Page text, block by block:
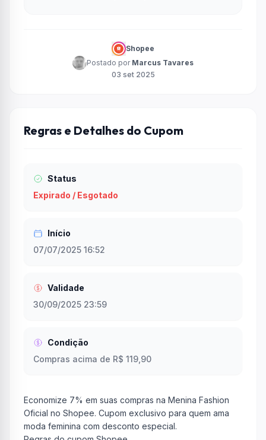
Shopee
Postado por Marcus Tavares
03 set 2025
Regras e Detalhes do Cupom
Status
Expirado / Esgotado
Início
07/07/2025 16:52
Validade
30/09/2025 23:59
Condição
Compras acima de R$ 119,90
Economize 7% em suas compras na Menina Fashion
Oficial no Shopee. Cupom exclusivo para quem ama
moda feminina com desconto especial.